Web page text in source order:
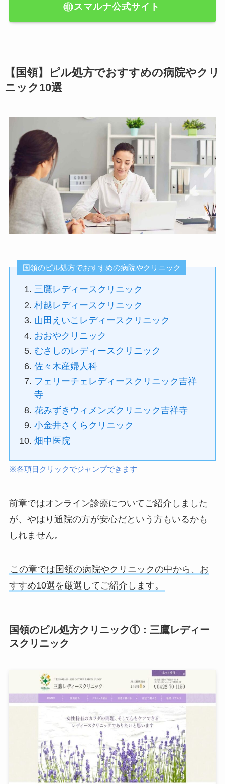
スマルナ公式サイト
【国領】ピル処方でおすすめの病院やクリ
ニック10選
国領のピル処方でおすすめの病院やクリニック
三鷹レディースクリニック
村越レディースクリニック
山田えいこレディースクリニック
おおやクリニック
むさしのレディースクリニック
佐々木産婦人科
フェリーチェレディースクリニック吉祥
寺
花みずきウィメンズクリニック吉祥寺
小金井さくらクリニック
畑中医院
※各項目クリックでジャンプできます
前章ではオンライン診療についてご紹介しました
が、やはり通院の方が安心だという方もいるかも
しれません。
この章では国領の病院やクリニックの中から、お
すすめ10選を厳選してご紹介します。
国領のピル処方クリニック①：三鷹レディー
スクリニック